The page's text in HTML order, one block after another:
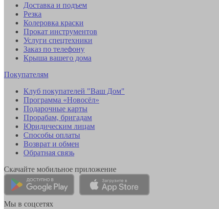
Доставка и подъем
Резка
Колеровка краски
Прокат инструментов
Услуги спецтехники
Заказ по телефону
Крыша вашего дома
Покупателям
Клуб покупателей "Ваш Дом"
Программа «Новосёл»
Подарочные карты
Прорабам, бригадам
Юридическим лицам
Способы оплаты
Возврат и обмен
Обратная связь
Скачайте мобильное приложение
Мы в соцсетях